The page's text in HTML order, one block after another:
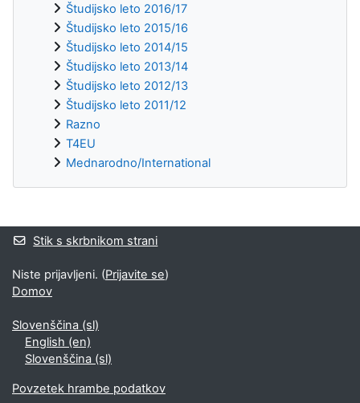
Študijsko leto 2016/17
Študijsko leto 2015/16
Študijsko leto 2014/15
Študijsko leto 2013/14
Študijsko leto 2012/13
Študijsko leto 2011/12
Razno
T4EU
Mednarodno/International
Supplementary blocks
Stik s skrbnikom strani
Niste prijavljeni. (Prijavite se)
Domov
Slovenščina ‎(sl)‎
English ‎(en)‎
Slovenščina ‎(sl)‎
Povzetek hrambe podatkov